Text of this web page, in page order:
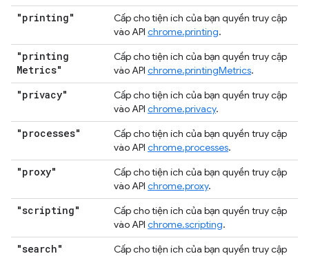
"printing"
Cấp cho tiện ích của bạn quyền truy cập
vào API chrome.printing.
"printing
Metrics"
Cấp cho tiện ích của bạn quyền truy cập
vào API chrome.printingMetrics.
"privacy"
Cấp cho tiện ích của bạn quyền truy cập
vào API chrome.privacy.
"processes"
Cấp cho tiện ích của bạn quyền truy cập
vào API chrome.processes.
"proxy"
Cấp cho tiện ích của bạn quyền truy cập
vào API chrome.proxy.
"scripting"
Cấp cho tiện ích của bạn quyền truy cập
vào API chrome.scripting.
"search"
Cấp cho tiện ích của bạn quyền truy cập